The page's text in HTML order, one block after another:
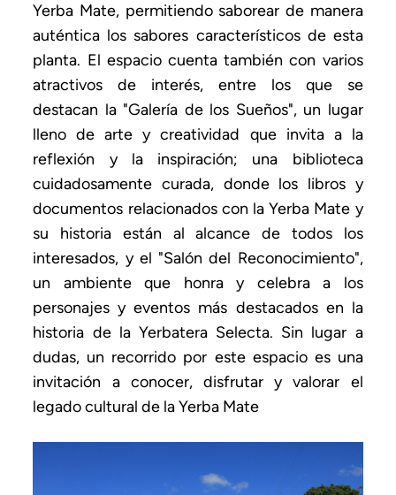
Yerba Mate, permitiendo saborear de manera
auténtica los sabores característicos de esta
planta. El espacio cuenta también con varios
atractivos de interés, entre los que se
destacan la "Galería de los Sueños", un lugar
lleno de arte y creatividad que invita a la
reflexión y la inspiración; una biblioteca
cuidadosamente curada, donde los libros y
documentos relacionados con la Yerba Mate y
su historia están al alcance de todos los
interesados, y el "Salón del Reconocimiento",
un ambiente que honra y celebra a los
personajes y eventos más destacados en la
historia de la Yerbatera Selecta. Sin lugar a
dudas, un recorrido por este espacio es una
invitación a conocer, disfrutar y valorar el
legado cultural de la Yerba Mate